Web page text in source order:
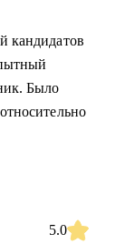
кандидатов
Было
5.0